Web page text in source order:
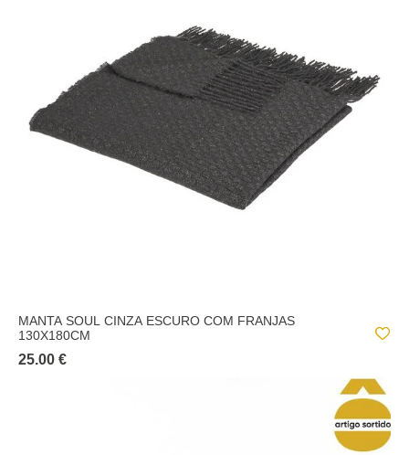
MANTA SOUL CINZA ESCURO COM FRANJAS
130X180CM
25.00 €